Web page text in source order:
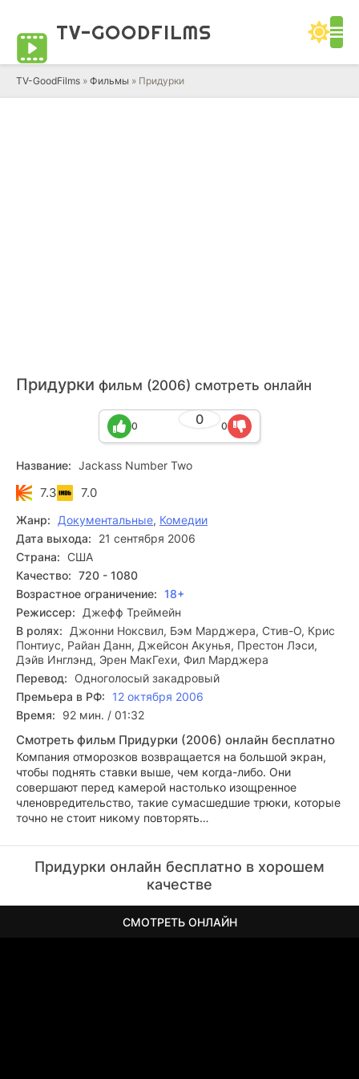
TV-GOODFILMS
TV-GoodFilms » Фильмы » Придурки
Придурки фильм (2006) смотреть онлайн
0
0 0
Название: Jackass Number Two
7.3 7.0
Жанр: Документальные, Комедии
Дата выхода:
21 сентября 2006
Страна: США
Качество: 720 - 1080
Возрастное ограничение: 18+
Режиссер:
Джефф Треймейн
В ролях:
Джонни Ноксвил, Бэм Марджера, Стив-О, Крис
Понтиус, Райан Данн, Джейсон Акунья, Престон Лэси,
Дэйв Инглэнд, Эрен МакГехи, Фил Марджера
Перевод: Одноголосый закадровый
Премьера в РФ:
12 октября 2006
Время:
92 мин. / 01:32
Смотреть фильм Придурки (2006) онлайн бесплатно
Компания отморозков возвращается на большой экран,
чтобы поднять ставки выше, чем когда-либо. Они
совершают перед камерой настолько изощренное
членовредительство, такие сумасшедшие трюки, которые
точно не стоит никому повторять…
Придурки онлайн бесплатно в хорошем
качестве
СМОТРЕТЬ ОНЛАЙН